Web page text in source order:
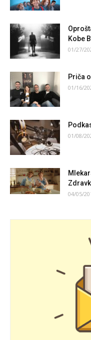
Kobe
01/27/
Priča
01/16/
01/08/
04/05/